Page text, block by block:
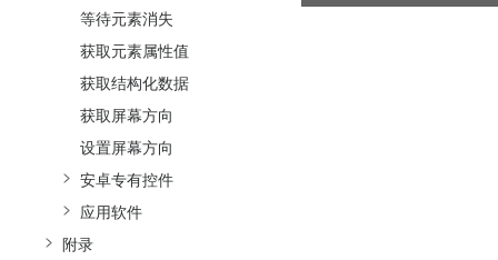
等待元素消失
获取元素属性值
获取结构化数据
获取屏幕方向
设置屏幕方向
安卓专有控件
应用软件
附录